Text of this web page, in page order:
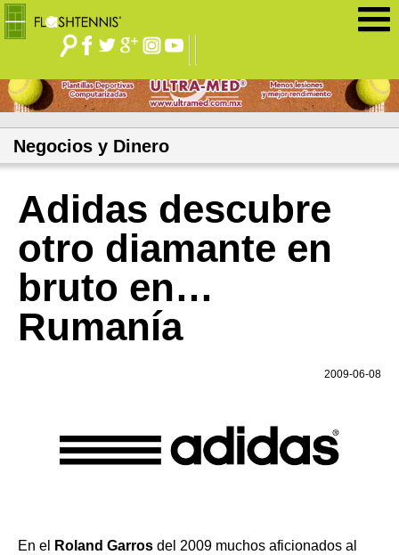
Negocios y Dinero
Adidas descubre
otro diamante en
bruto en…
Rumanía
2009-06-08
En el Roland Garros del 2009 muchos aficionados al